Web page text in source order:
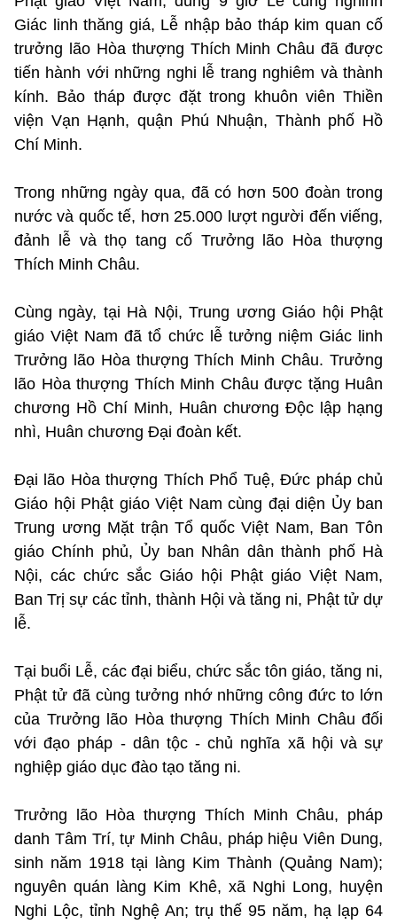
Giác linh thăng giá, Lễ nhập bảo tháp kim quan cố
trưởng lão Hòa thượng Thích Minh Châu đã được
tiến hành với những nghi lễ trang nghiêm và thành
kính. Bảo tháp được đặt trong khuôn viên Thiền
viện Vạn Hạnh, quận Phú Nhuận, Thành phố Hồ
Chí Minh.
Trong những ngày qua, đã có hơn 500 đoàn trong
nước và quốc tế, hơn 25.000 lượt người đến viếng,
đảnh lễ và thọ tang cố Trưởng lão Hòa thượng
Thích Minh Châu.
Cùng ngày, tại Hà Nội, Trung ương Giáo hội Phật
giáo Việt Nam đã tổ chức lễ tưởng niệm Giác linh
Trưởng lão Hòa thượng Thích Minh Châu. Trưởng
lão Hòa thượng Thích Minh Châu được tặng Huân
chương Hồ Chí Minh, Huân chương Độc lập hạng
nhì, Huân chương Đại đoàn kết.
Đại lão Hòa thượng Thích Phổ Tuệ, Đức pháp chủ
Giáo hội Phật giáo Việt Nam cùng đại diện Ủy ban
Trung ương Mặt trận Tổ quốc Việt Nam, Ban Tôn
giáo Chính phủ, Ủy ban Nhân dân thành phố Hà
Nội, các chức sắc Giáo hội Phật giáo Việt Nam,
Ban Trị sự các tỉnh, thành Hội và tăng ni, Phật tử dự
lễ.
Tại buổi Lễ, các đại biểu, chức sắc tôn giáo, tăng ni,
Phật tử đã cùng tưởng nhớ những công đức to lớn
của Trưởng lão Hòa thượng Thích Minh Châu đối
với đạo pháp - dân tộc - chủ nghĩa xã hội và sự
nghiệp giáo dục đào tạo tăng ni.
Trưởng lão Hòa thượng Thích Minh Châu, pháp
danh Tâm Trí, tự Minh Châu, pháp hiệu Viên Dung,
sinh năm 1918 tại làng Kim Thành (Quảng Nam);
nguyên quán làng Kim Khê, xã Nghi Long, huyện
Nghi Lộc, tỉnh Nghệ An; trụ thế 95 năm, hạ lạp 64